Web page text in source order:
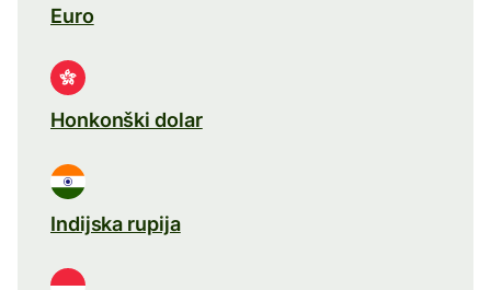
Euro
Honkonški dolar
Indijska rupija